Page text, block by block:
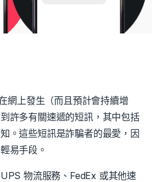
網上發生（而且預計會持續增
許多有關速遞的短訊，其中包括
。這些短訊是詐騙者的最愛，因
易手段。
物流服務、FedEx 或其他速